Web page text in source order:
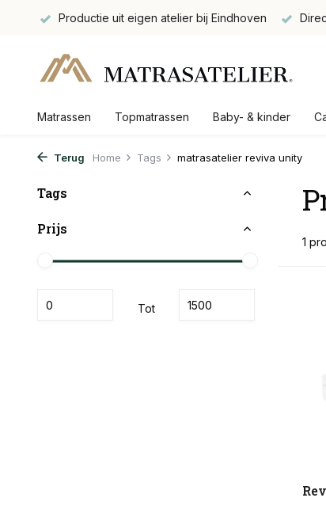
Productie uit eigen atelier bij Eindhoven
Matrassen Topmatrassen Baby- & kinder
Terug Home Tags matrasatelier reviva unity
Tags
Prijs
Tot
1